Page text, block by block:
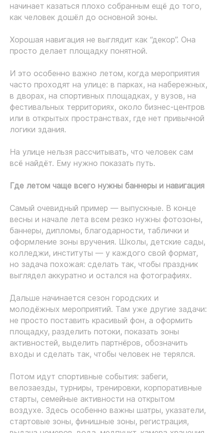
начинает казаться плохо собранным ещё до того,
как человек дошёл до основной зоны.
Хорошая навигация не выглядит как “декор”. Она
просто делает площадку понятной.
И это особенно важно летом, когда мероприятия
часто проходят на улице: в парках, на набережных,
в дворах, на спортивных площадках, у вузов, на
фестивальных территориях, около бизнес-центров
или в открытых пространствах, где нет привычной
логики здания.
На улице нельзя рассчитывать, что человек сам
всё найдёт. Ему нужно показать путь.
Где летом чаще всего нужны баннеры и навигация
Самый очевидный пример — выпускные. В конце
весны и начале лета всем резко нужны фотозоны,
баннеры, дипломы, благодарности, таблички и
оформление зоны вручения. Школы, детские сады,
колледжи, институты — у каждого свой формат,
но задача похожая: сделать так, чтобы праздник
выглядел аккуратно и остался на фотографиях.
Дальше начинается сезон городских и
молодёжных мероприятий. Там уже другие задачи:
не просто поставить красивый фон, а оформить
площадку, разделить потоки, показать зоны
активностей, выделить партнёров, обозначить
входы и сделать так, чтобы человек не терялся.
Потом идут спортивные события: забеги,
велозаезды, турниры, тренировки, корпоративные
старты, семейные активности на открытом
воздухе. Здесь особенно важны шатры, указатели,
стартовые зоны, финишные зоны, регистрация,